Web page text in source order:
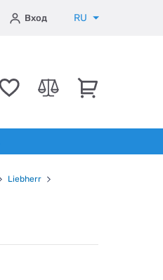
Вход RU
Liebherr